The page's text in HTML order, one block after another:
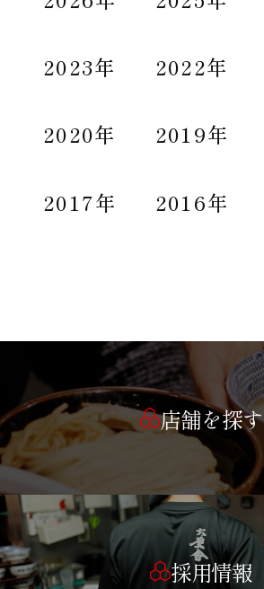
2023年 2022年
2020年 2019年
2017年 2016年
店舗を探す
採用情報